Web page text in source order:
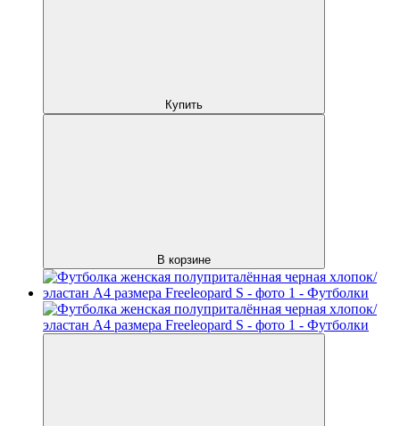
Купить
В корзине